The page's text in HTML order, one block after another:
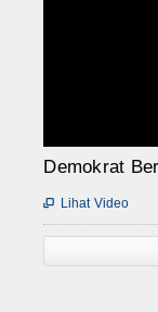
Demokrat
 Lihat Video